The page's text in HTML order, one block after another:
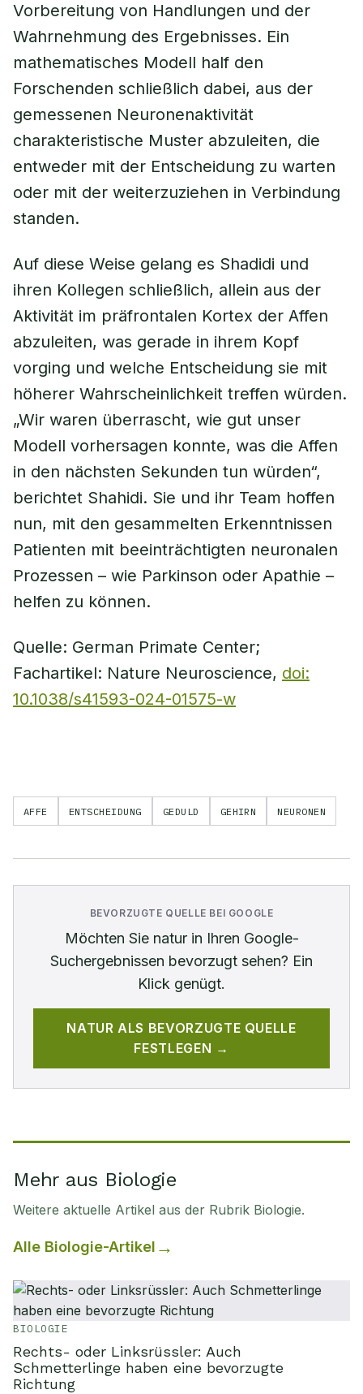
Vorbereitung von Handlungen und der
Wahrnehmung des Ergebnisses. Ein
mathematisches Modell half den
Forschenden schließlich dabei, aus der
gemessenen Neuronenaktivität
charakteristische Muster abzuleiten, die
entweder mit der Entscheidung zu warten
oder mit der weiterzuziehen in Verbindung
standen.
Auf diese Weise gelang es Shadidi und
ihren Kollegen schließlich, allein aus der
Aktivität im präfrontalen Kortex der Affen
abzuleiten, was gerade in ihrem Kopf
vorging und welche Entscheidung sie mit
höherer Wahrscheinlichkeit treffen würden.
„Wir waren überrascht, wie gut unser
Modell vorhersagen konnte, was die Affen
in den nächsten Sekunden tun würden“,
berichtet Shahidi. Sie und ihr Team hoffen
nun, mit den gesammelten Erkenntnissen
Patienten mit beeinträchtigten neuronalen
Prozessen – wie Parkinson oder Apathie –
helfen zu können.
Quelle: German Primate Center;
Fachartikel: Nature Neuroscience, doi:
10.1038/s41593-024-01575-w
AFFE ENTSCHEIDUNG GEDULD GEHIRN NEURONEN
BEVORZUGTE QUELLE BEI GOOGLE
Möchten Sie naturin Ihren Google-
Suchergebnissen bevorzugt sehen? Ein
Klick genügt.
NATUR ALS BEVORZUGTE QUELLE
FESTLEGEN →
Mehr aus Biologie
Weitere aktuelle Artikel aus der Rubrik Biologie.
Alle Biologie-Artikel
BIOLOGIE
Rechts- oder Linksrüssler: Auch
Schmetterlinge haben eine bevorzugte
Richtung